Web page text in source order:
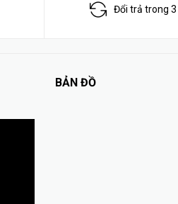
Đổi trả trong 3
BẢN ĐỒ